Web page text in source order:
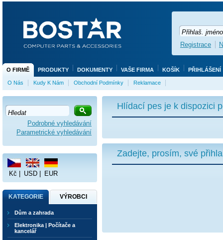
Hlídací pes je k dispozici
Zadejte, prosím, své
Podrobné vyhledávání
Parametrické vyhledávání
Kč USD EUR
KATEGORIE VÝROBCI
Dům a zahrada
Elektronika | Počítače a
kancelář
O FIRMĚ PRODUKTY DOKUMENTY VAŠE FIRMA KOŠÍK PŘIHLÁŠENÍ
O Nás Kudy K Nám Obchodní Podmínky Reklamace
Registrace